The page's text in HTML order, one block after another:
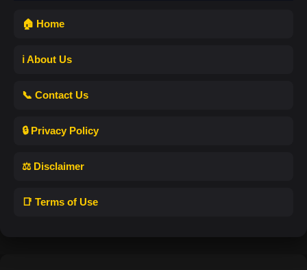
🏠 Home
ℹ️ About Us
📞 Contact Us
🔒 Privacy Policy
⚖️ Disclaimer
📑 Terms of Use